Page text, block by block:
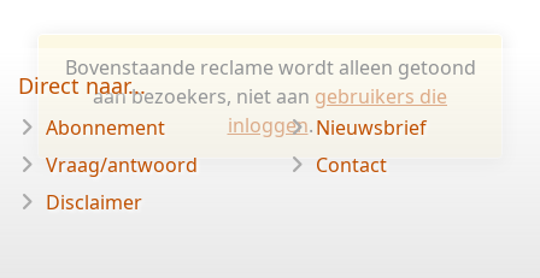
Bovenstaande reclame wordt alleen getoond
aan bezoekers, niet aan gebruikers die
inloggen.
Direct naar...
Abonnement
Vraag/antwoord
Disclaimer
Nieuwsbrief
Contact